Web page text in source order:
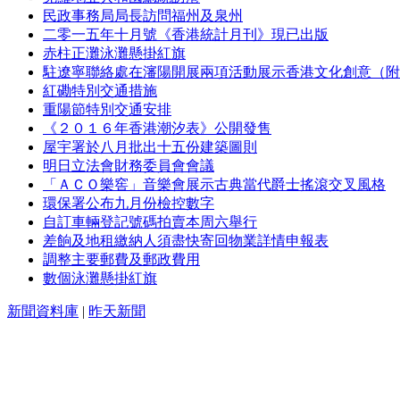
民政事務局局長訪問福州及泉州
二零一五年十月號《香港統計月刊》現已出版
赤柱正灘泳灘懸掛紅旗
駐遼寧聯絡處在瀋陽開展兩項活動展示香港文化創意（附
紅磡特別交通措施
重陽節特別交通安排
《２０１６年香港潮汐表》公開發售
屋宇署於八月批出十五份建築圖則
明日立法會財務委員會會議
「ＡＣＯ樂窖」音樂會展示古典當代爵士搖滾交叉風格
環保署公布九月份檢控數字
自訂車輛登記號碼拍賣本周六舉行
差餉及地租繳納人須盡快寄回物業詳情申報表
調整主要郵費及郵政費用
數個泳灘懸掛紅旗
新聞資料庫 | 昨天新聞